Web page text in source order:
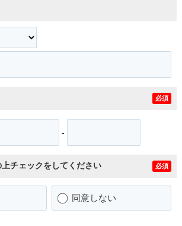
必須
-
チェックをしてください 必須
同意しない